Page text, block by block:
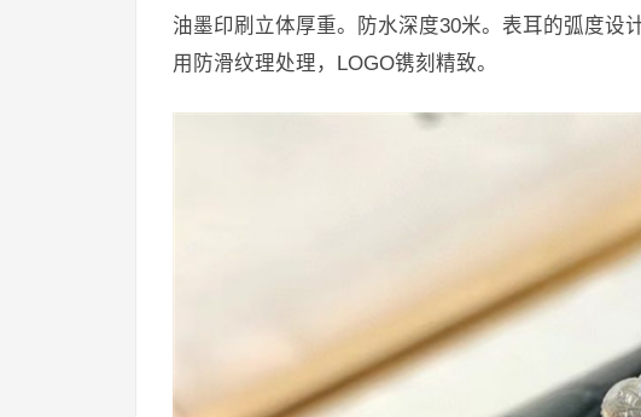
油墨印刷立体厚重。防水深度30米。表耳的弧度设
用防滑纹理处理，LOGO镌刻精致。